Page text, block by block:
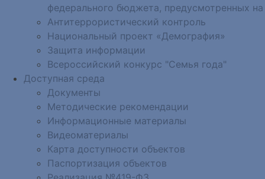
федерального бюджета, предусмотренных на
Антитеррористический контроль
Национальный проект «Демография»
Защита информации
Всероссийский конкурс "Семья года"
Доступная среда
Документы
Методические рекомендации
Информационные материалы
Видеоматериалы
Карта доступности объектов
Паспортизация объектов